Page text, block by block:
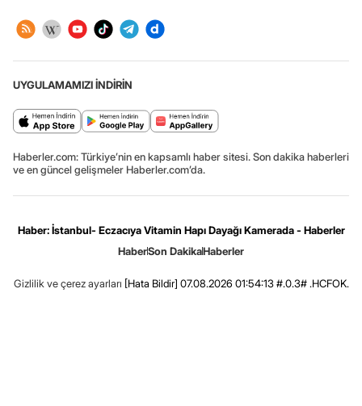
UYGULAMAMIZI İNDİRİN
Haberler.com: Türkiye’nin en kapsamlı haber sitesi. Son dakika haberleri
ve en güncel gelişmeler Haberler.com’da.
Haber: İstanbul- Eczacıya Vitamin Hapı Dayağı Kamerada - Haberler
HaberSon DakikaHaberler
Gizlilik ve çerez ayarları [Hata Bildir] 07.08.2026 01:54:13 #.0.3# .HCFOK.